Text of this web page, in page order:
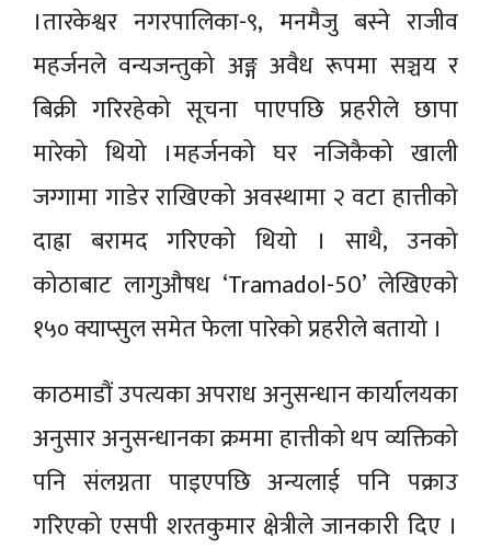
।तारकेश्वर नगरपालिका-९, मनमैजु बस्ने राजीव
महर्जनले वन्यजन्तुको अङ्ग अवैध रूपमा सञ्चय र
बिक्री गरिरहेको सूचना पाएपछि प्रहरीले छापा
मारेको थियो ।महर्जनको घर नजिकैको खाली
जग्गामा गाडेर राखिएको अवस्थामा २ वटा हात्तीको
दाह्रा बरामद गरिएको थियो । साथै, उनको
कोठाबाट लागुऔषध ‘Tramadol-50’ लेखिएको
१५० क्याप्सुल समेत फेला पारेको प्रहरीले बतायो ।
काठमाडौं उपत्यका अपराध अनुसन्धान कार्यालयका
अनुसार अनुसन्धानका क्रममा हात्तीको थप व्यक्तिको
पनि संलग्नता पाइएपछि अन्यलाई पनि पक्राउ
गरिएको एसपी शरतकुमार क्षेत्रीले जानकारी दिए ।